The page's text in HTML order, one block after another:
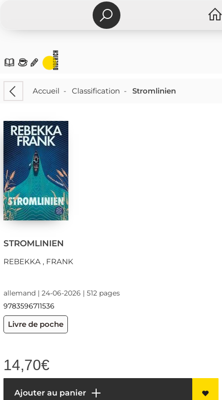
Accueil - Classification - Stromlinien
STROMLINIEN
REBEKKA , FRANK
allemand | 24-06-2026 | 512 pages
9783596711536
Livre de poche
14,70€
Ajouter au panier